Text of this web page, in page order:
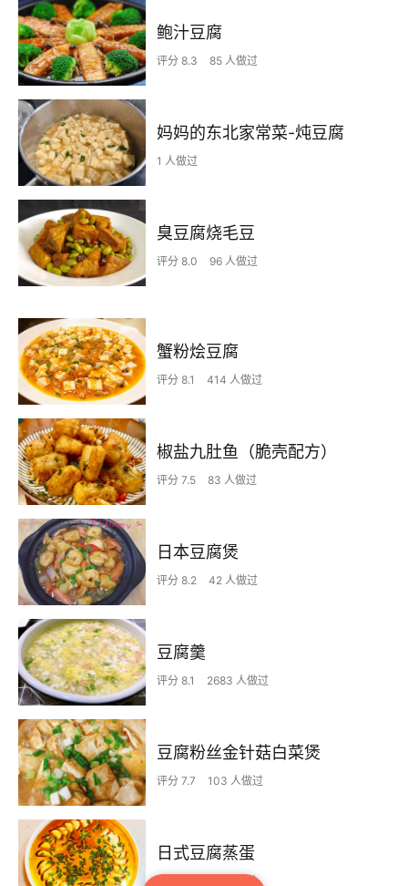
鲍汁豆腐
评分 8.3 85 人做过
妈妈的东北家常菜-炖豆腐
1 人做过
臭豆腐烧毛豆
评分 8.0 96 人做过
蟹粉烩豆腐
评分 8.1 414 人做过
椒盐九肚鱼（脆壳配方）
评分 7.5 83 人做过
日本豆腐煲
评分 8.2 42 人做过
豆腐羹
评分 8.1 2683 人做过
豆腐粉丝金针菇白菜煲
评分 7.7 103 人做过
日式豆腐蒸蛋
39 人做过